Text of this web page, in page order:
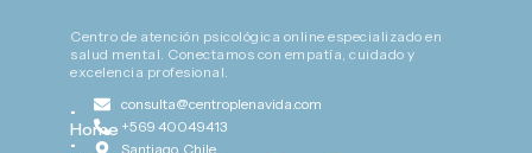
Centro de atención psicológica online especializado en
salud mental. Conectamos con empatía, cuidado y
excelencia profesional.
•
Home
•
consulta@centroplenavida.com
+569 40049413
Santiago, Chile